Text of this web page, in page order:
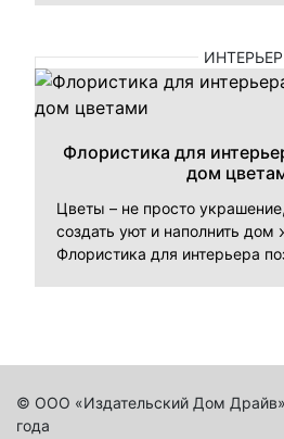
ИНТЕРЬЕР
Флористика для
дом
Цветы – не просто
создать уют и наполнить дом
Флористика для интерьера
© ООО «Издательский Дом
года